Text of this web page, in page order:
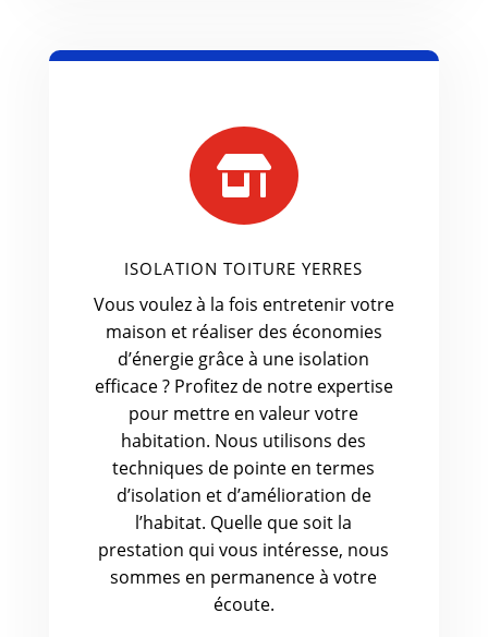

ISOLATION TOITURE YERRES
Vous voulez à la fois entretenir votre
maison et réaliser des économies
d’énergie grâce à une isolation
efficace ? Profitez de notre expertise
pour mettre en valeur votre
habitation. Nous utilisons des
techniques de pointe en termes
d’isolation et d’amélioration de
l’habitat. Quelle que soit la
prestation qui vous intéresse, nous
sommes en permanence à votre
écoute.